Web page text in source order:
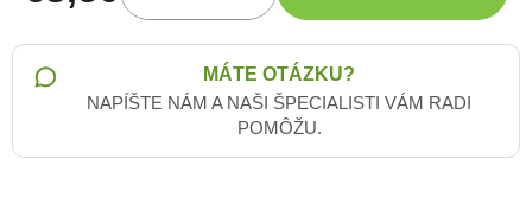
Jednotková cena:
MÁTE OTÁZKU?
NAPÍŠTE NÁM A NAŠI ŠPECIALISTI VÁM RADI
POMÔŽU.